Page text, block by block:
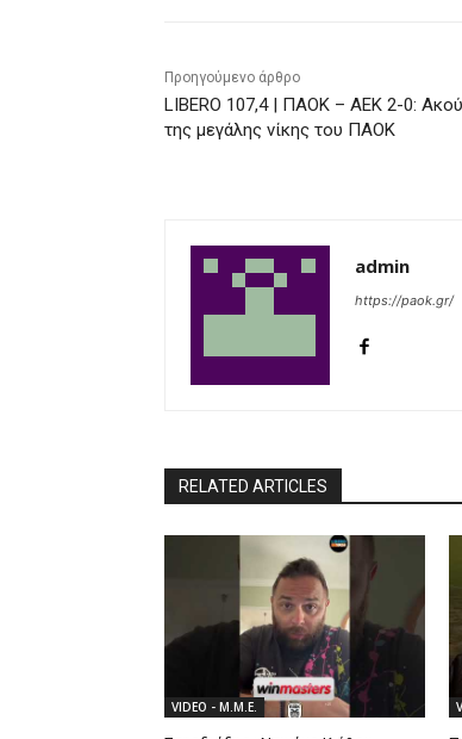
Προηγούμενο άρθρο
LIBERO 107,4 | ΠΑΟΚ – ΑΕΚ 2-0:
της μεγάλης νίκης του ΠΑΟΚ
admin
https://paok.gr/
RELATED ARTICLES
VIDEO - Μ.Μ.Ε.